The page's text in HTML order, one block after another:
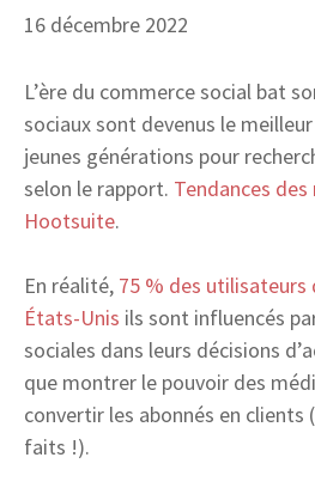
16 décembre 2022
L’ère du commerce social bat
sociaux sont devenus le
jeunes générations pour
selon le rapport. Tendances
Hootsuite.
En réalité, 75 % des utilisateurs
États-Unis ils sont influencés
sociales dans leurs décisions
que montrer le pouvoir des
convertir les abonnés en clients
faits !).